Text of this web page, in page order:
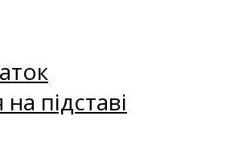
підставі